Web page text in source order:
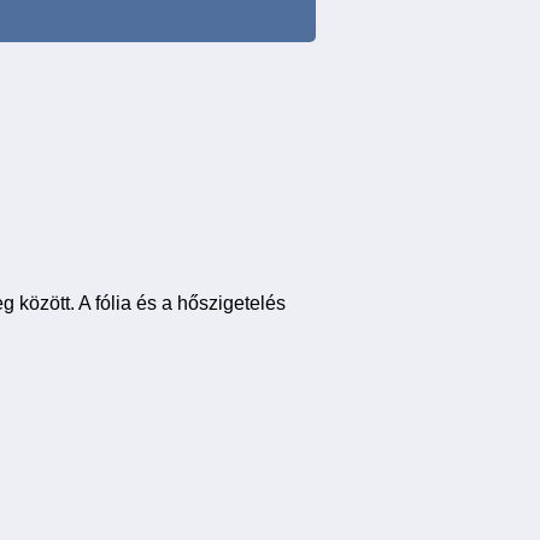
között. A fólia és a hőszigetelés